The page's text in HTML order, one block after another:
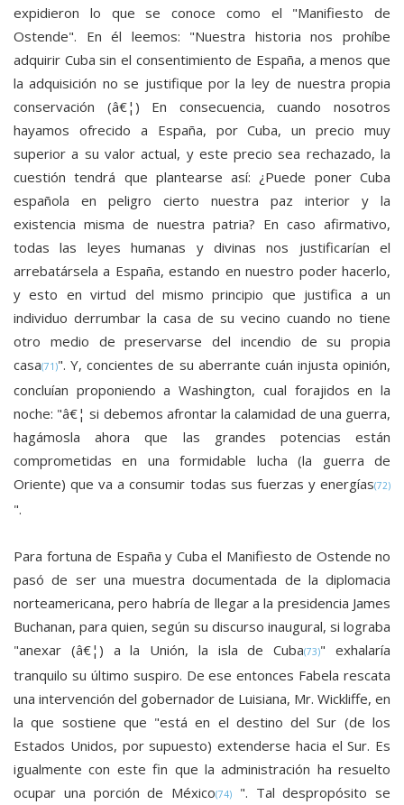
expidieron lo que se conoce como el "Manifiesto de
Ostende". En él leemos: "Nuestra historia nos prohíbe
adquirir Cuba sin el consentimiento de España, a menos que
la adquisición no se justifique por la ley de nuestra propia
conservación (â€¦) En consecuencia, cuando nosotros
hayamos ofrecido a España, por Cuba, un precio muy
superior a su valor actual, y este precio sea rechazado, la
cuestión tendrá que plantearse así: ¿Puede poner Cuba
española en peligro cierto nuestra paz interior y la
existencia misma de nuestra patria? En caso afirmativo,
todas las leyes humanas y divinas nos justificarían el
arrebatársela a España, estando en nuestro poder hacerlo,
y esto en virtud del mismo principio que justifica a un
individuo derrumbar la casa de su vecino cuando no tiene
otro medio de preservarse del incendio de su propia
casa(71)". Y, concientes de su aberrante cuán injusta opinión,
concluían proponiendo a Washington, cual forajidos en la
noche: "â€¦ si debemos afrontar la calamidad de una guerra,
hagámosla ahora que las grandes potencias están
comprometidas en una formidable lucha (la guerra de
Oriente) que va a consumir todas sus fuerzas y energías(72)
".
Para fortuna de España y Cuba el Manifiesto de Ostende no
pasó de ser una muestra documentada de la diplomacia
norteamericana, pero habría de llegar a la presidencia James
Buchanan, para quien, según su discurso inaugural, si lograba
"anexar (â€¦) a la Unión, la isla de Cuba(73)" exhalaría
tranquilo su último suspiro. De ese entonces Fabela rescata
una intervención del gobernador de Luisiana, Mr. Wickliffe, en
la que sostiene que "está en el destino del Sur (de los
Estados Unidos, por supuesto) extenderse hacia el Sur. Es
igualmente con este fin que la administración ha resuelto
ocupar una porción de México(74)
". Tal despropósito se